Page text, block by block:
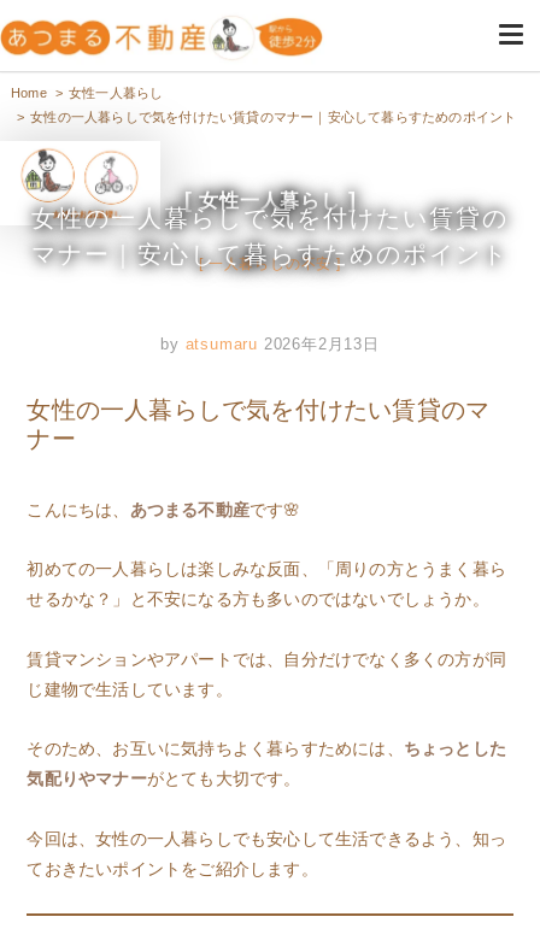
高円寺・阿佐ヶ谷の不動産は女
性のためのあつまる不動産
Home
女性一人暮らし
女性の一人暮らしで気を付けたい賃貸のマナー｜安心して暮らすためのポイント
女性一人暮らし
一人暮らしの不安
女性の一人暮らしで気を付けたい賃貸の
マナー｜安心して暮らすためのポイント
by atsumaru 2026年2月13日
女性の一人暮らしで気を付けたい賃貸のマ
ナー
こんにちは、 あつまる不動産です🌸
初めての一人暮らしは楽しみな反面、「周りの方とうまく暮ら
せるかな？」と不安になる方も多いのではないでしょうか。
賃貸マンションやアパートでは、自分だけでなく多くの方が同
じ建物で生活しています。
そのため、お互いに気持ちよく暮らすためには、 ちょっとした
気配りやマナーがとても大切です。
今回は、女性の一人暮らしでも安心して生活できるよう、知っ
ておきたいポイントをご紹介します。